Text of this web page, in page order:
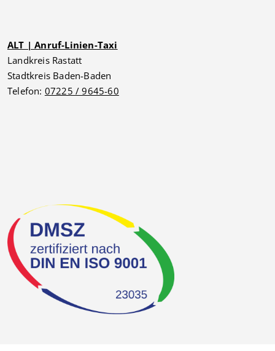
ALT | Anruf-Linien-Taxi
Landkreis Rastatt
Stadtkreis Baden-Baden
Telefon: 07225 / 9645-60